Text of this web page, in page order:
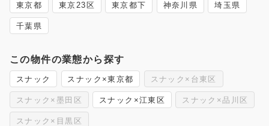
東京都 東京23区 東京都下 神奈川県 埼玉県
千葉県
この物件の業態から探す
スナック スナック×東京都 スナック×台東区
スナック×墨田区 スナック×江東区 スナック×品川区
スナック×目黒区